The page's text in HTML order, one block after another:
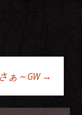
ョ
さぁ～GW →